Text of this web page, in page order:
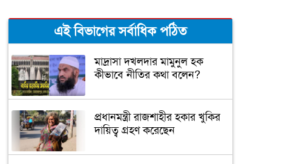
এই বিভাগের সর্বাধিক পঠিত
মাদ্রাসা দখলদার মামুনুল হক
কীভাবে নীতির কথা বলেন?
প্রধানমন্ত্রী রাজশাহীর হকার খুকির
দায়িত্ব গ্রহণ করেছেন